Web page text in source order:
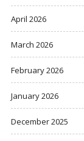
April 2026
March 2026
February 2026
January 2026
December 2025